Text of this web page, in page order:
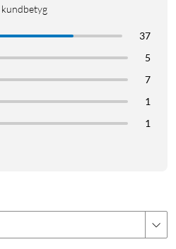
kundbetyg
37
5
7
1
1